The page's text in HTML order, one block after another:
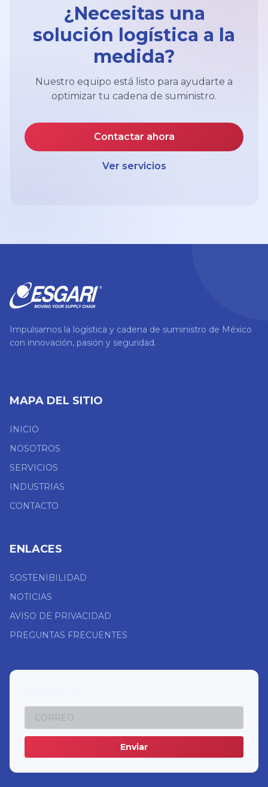
¿Necesitas una
solución logística a la
medida?
Nuestro equipo está listo para ayudarte a
optimizar tu cadena de suministro.
Contactar ahora
Ver servicios
Impulsamos la logística y cadena de suministro de México
con innovación, pasión y seguridad.
MAPA DEL SITIO
INICIO
NOSOTROS
SERVICIOS
INDUSTRIAS
CONTACTO
ENLACES
SOSTENIBILIDAD
NOTICIAS
AVISO DE PRIVACIDAD
PREGUNTAS FRECUENTES
Enviar